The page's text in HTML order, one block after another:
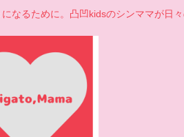
なるために。凸凹kidsのシンママが日